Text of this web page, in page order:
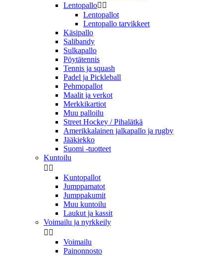
Lentopallo 
Lentopallot
Lentopallo tarvikkeet
Käsipallo
Salibandy
Sulkapallo
Pöytätennis
Tennis ja squash
Padel ja Pickleball
Pehmopallot
Maalit ja verkot
Merkkikartiot
Muu palloilu
Street Hockey / Pihalätkä
Amerikkalainen jalkapallo ja rugby
Jääkiekko
Suomi -tuotteet
Kuntoilu
 
Kuntopallot
Jumppamatot
Jumppakumit
Muu kuntoilu
Laukut ja kassit
Voimailu ja nyrkkeily
 
Voimailu
Painonnosto